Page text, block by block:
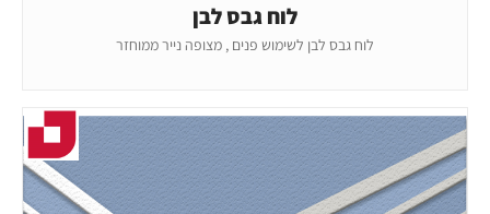
לוח גבס לבן
לוח גבס לבן לשימוש פנים , מצופה נייר ממוחזר